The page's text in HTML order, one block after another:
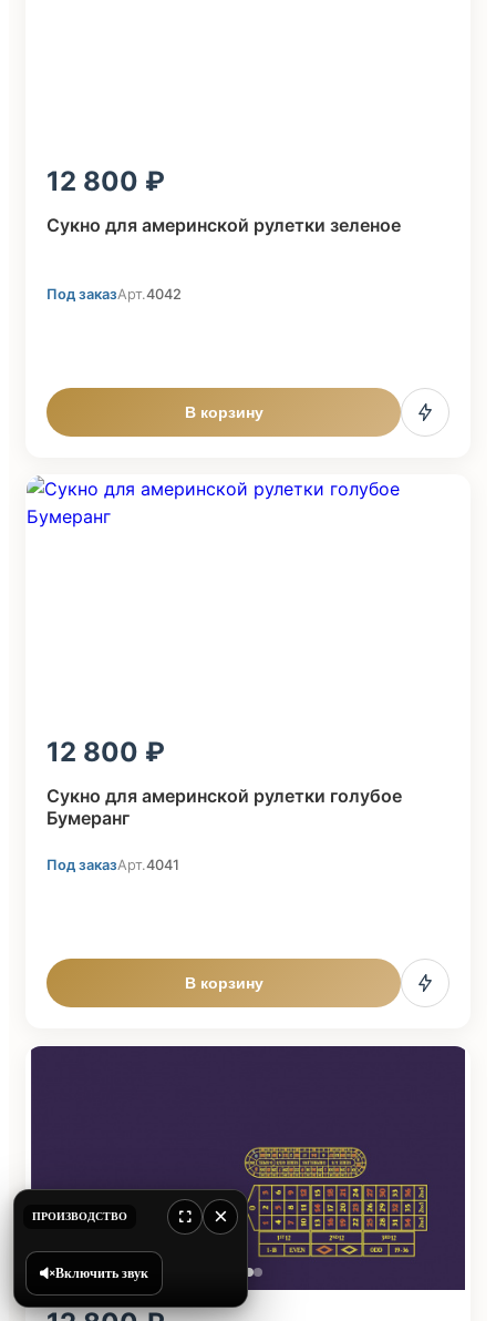
12 800
Сукно для америнской рулетки зеленое
Под заказАрт.4042
В корзину
12 800
Сукно для америнской рулетки голубое
Бумеранг
Под заказАрт.4041
В корзину
ПРОИЗВОДСТВО ×
Включить звук